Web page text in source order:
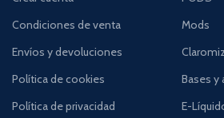
Condiciones de venta
Envíos y devoluciones
Política de cookies
Política de privacidad
Mods
Bases y
E-